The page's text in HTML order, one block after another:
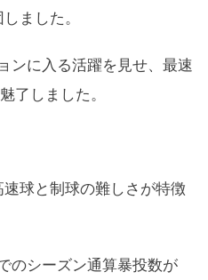
ました。
ンに入る活躍を見せ、最速
了しました。
球と制球の難しさが特徴
のシーズン通算暴投数が